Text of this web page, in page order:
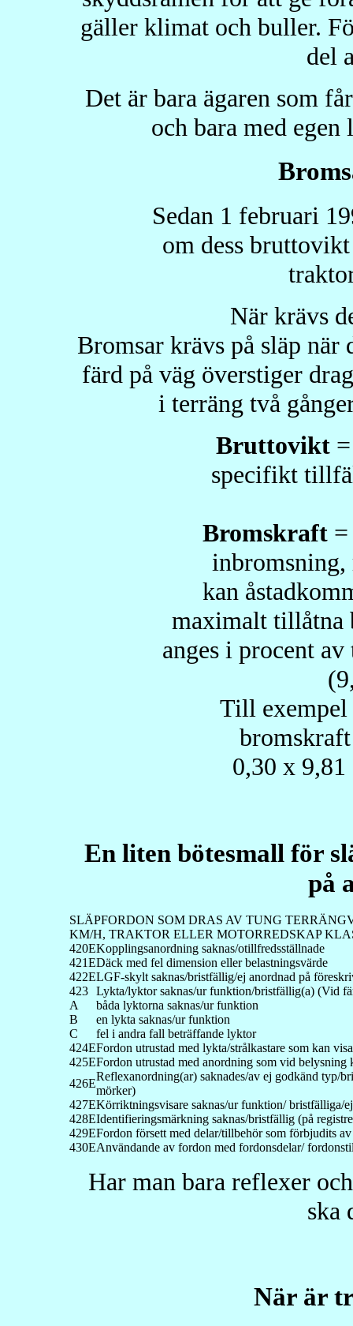
gäller klimat och buller.
del
Det är bara ägaren som
och bara med egen
Sedan 1 februari
om dess
När krävs
Bromsar krävs på släp
färd på väg överstiger
i terräng två
Bruttovikt=
specifikt
Bromskraft
kan
maximalt tillåtna
anges i procent
Till exempel
0,30 x 9,81
En liten bötesmall för
på
SLÄPFORDON SOM DRAS AV TUNG
KM/H, TRAKTOR ELLER MOTORREDSKAP
420EKopplingsanordning saknas/otillfredsställnade
421EDäck med fel dimension eller belastningsvärde
422ELGF-skylt saknas/bristfällig/ej anordnad på
423 Lykta/lyktor saknas/ur funktion/bristfällig(a) (Vid
A
båda lyktorna saknas/ur funktion
B
en lykta saknas/ur funktion
C
fel i andra fall beträffande lyktor
424EFordon utrustad med lykta/strålkastare som kan
425EFordon utrustad med anordning som vid
426E
Reflexanordning(ar) saknades/av ej godkänd typ/
mörker)
427EKörriktningsvisare saknas/ur funktion/ bristfälliga/
428EIdentifieringsmärkning saknas/bristfällig (på
429EFordon försett med delar/tillbehör som förbjudits
430EAnvändande av fordon med fordonsdelar/
Har man bara reflexer
ska
När är